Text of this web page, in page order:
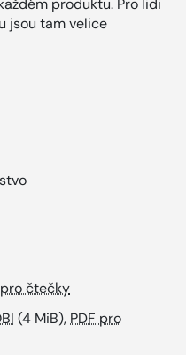
produktu. Pro lidi
jsou tam velice
pro čtečky
(4 MiB), PDF pro